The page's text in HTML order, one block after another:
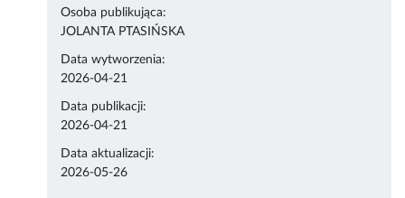
Osoba publikująca:
JOLANTA PTASIŃSKA
Data wytworzenia:
2026-04-21
Data publikacji:
2026-04-21
Data aktualizacji:
2026-05-26